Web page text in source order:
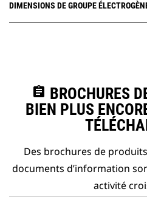
DIMENSIONS DE GROUPE
assignment BROCHURES
BIEN PLUS
Des brochures de
documents d’information
activité